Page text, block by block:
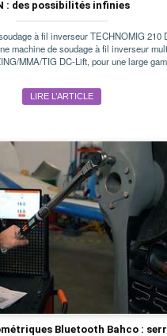
: des possibilités infinies
à fil inverseur TECHNOMIG 210
machine de soudage à fil inverseur
MMA/TIG DC-Lift, pour une large
LIRE L’ARTICLE
Bluetooth Bahco :